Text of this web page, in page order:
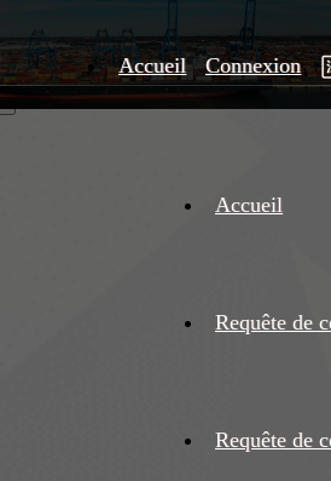
Accueil Connexion
Accueil
Requête de
Requête de